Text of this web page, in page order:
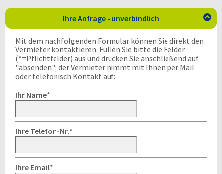
Ihre Anfrage - unverbindlich 
Mit dem nachfolgenden Formular können Sie direkt den
Vermieter kontaktieren. Füllen Sie bitte die Felder
(*=Pflichtfelder) aus und drücken Sie anschließend auf
"absenden"; der Vermieter nimmt mit Ihnen per Mail
oder telefonisch Kontakt auf:
Ihr Name*
Ihre Telefon-Nr.*
Ihre Email*